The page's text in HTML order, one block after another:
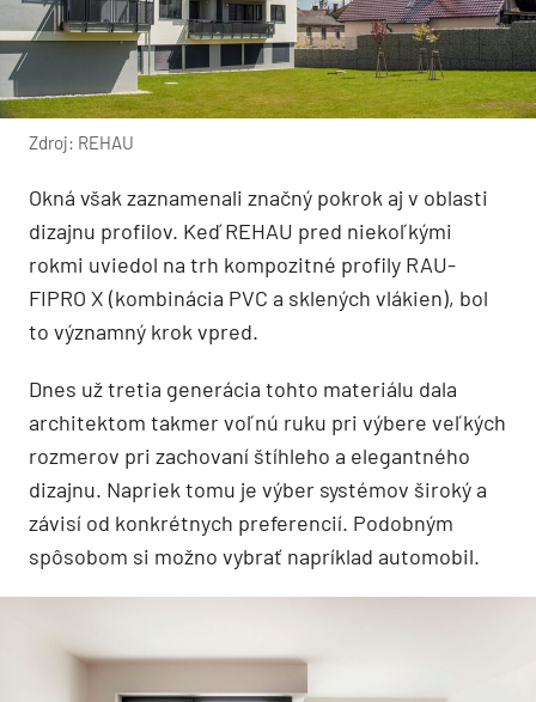
Zdroj: REHAU
Okná však zaznamenali značný pokrok aj v oblasti
dizajnu profilov. Keď REHAU pred niekoľkými
rokmi uviedol na trh kompozitné profily RAU-
FIPRO X (kombinácia PVC a sklených vlákien), bol
to významný krok vpred.
Dnes už tretia generácia tohto materiálu dala
architektom takmer voľnú ruku pri výbere veľkých
rozmerov pri zachovaní štíhleho a elegantného
dizajnu. Napriek tomu je výber systémov široký a
závisí od konkrétnych preferencií. Podobným
spôsobom si možno vybrať napríklad automobil.